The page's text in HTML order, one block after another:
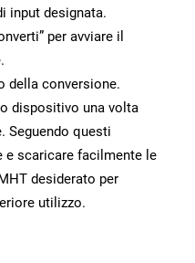
input designata.
per avviare il
della conversione.
dispositivo una volta
Seguendo questi
e scaricare facilmente le
desiderato per
utilizzo.